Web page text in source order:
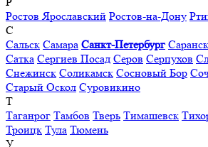
Ростов Ярославский Ростов-на-Дону
С
Сальск Самара Санкт-Петербург Саранск
Сатка Сергиев Посад Серов Серпухов
Снежинск Соликамск Сосновый Бор
Старый Оскол Суровикино
Т
Таганрог Тамбов Тверь Тимашевск
Троицк Тула Тюмень
У